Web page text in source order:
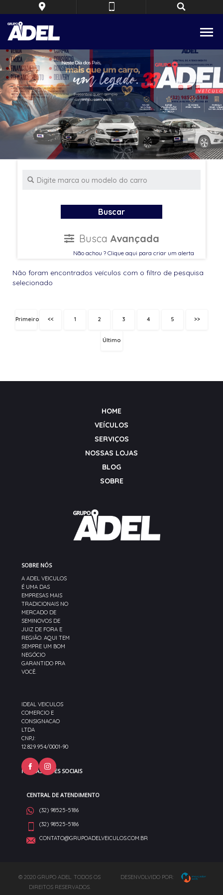
Buscar
Busca Avançada
Não achou ? Clique aqui para criar um alerta
Não foram encontrados veículos com o filtro de pesquisa
selecionado
Primeiro << 1 2 3 4 5 >>
Último
HOME
VEÍCULOS
SERVIÇOS
NOSSAS LOJAS
BLOG
SOBRE
SOBRE NÓS
A ADEL VEICULOS
É UMA DAS
EMPRESAS MAIS
TRADICIONAIS NO
MERCADO DE
SEMINOVOS DE
JUIZ DE FORA E
REGIÃO. AQUI TEM
SEMPRE UM BOM
NEGÓCIO
GARANTIDO PRA
VOCÊ.
IDEAL VEICULOS
COMERCIO E
CONSIGNACAO
LTDA
CNPJ:
12.829.954/0001-90
NOSSAS REDES SOCIAIS
CENTRAL DE ATENDIMENTO
(32) 98525-5186
(32) 98525-5186
CONTATO@GRUPOADELVEICULOS.COM.BR
© 2020 GRUPO ADEL. TODOS OS
DIREITOS RESERVADOS.
DESENVOLVIDO POR: